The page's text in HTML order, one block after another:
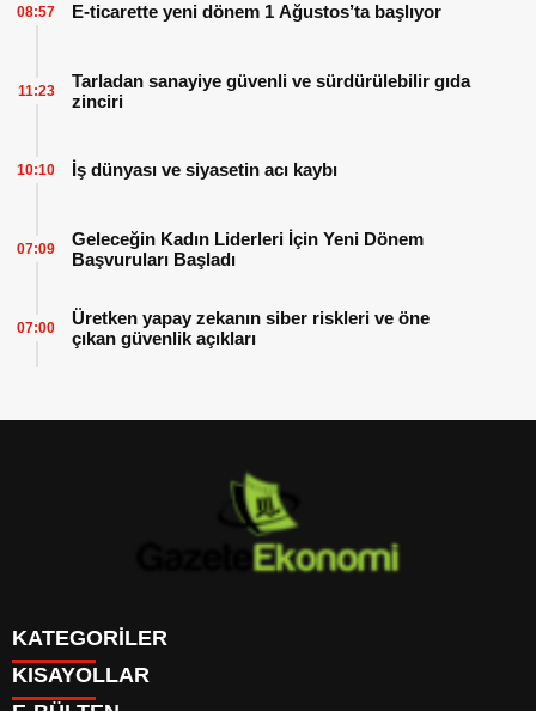
E-ticarette yeni dönem 1 Ağustos’ta başlıyor
08:57
Tarladan sanayiye güvenli ve sürdürülebilir gıda
zinciri
11:23
İş dünyası ve siyasetin acı kaybı
10:10
Geleceğin Kadın Liderleri İçin Yeni Dönem
Başvuruları Başladı
07:09
Üretken yapay zekanın siber riskleri ve öne
çıkan güvenlik açıkları
07:00
KATEGORİLER
GÜNDEM
KISAYOLLAR